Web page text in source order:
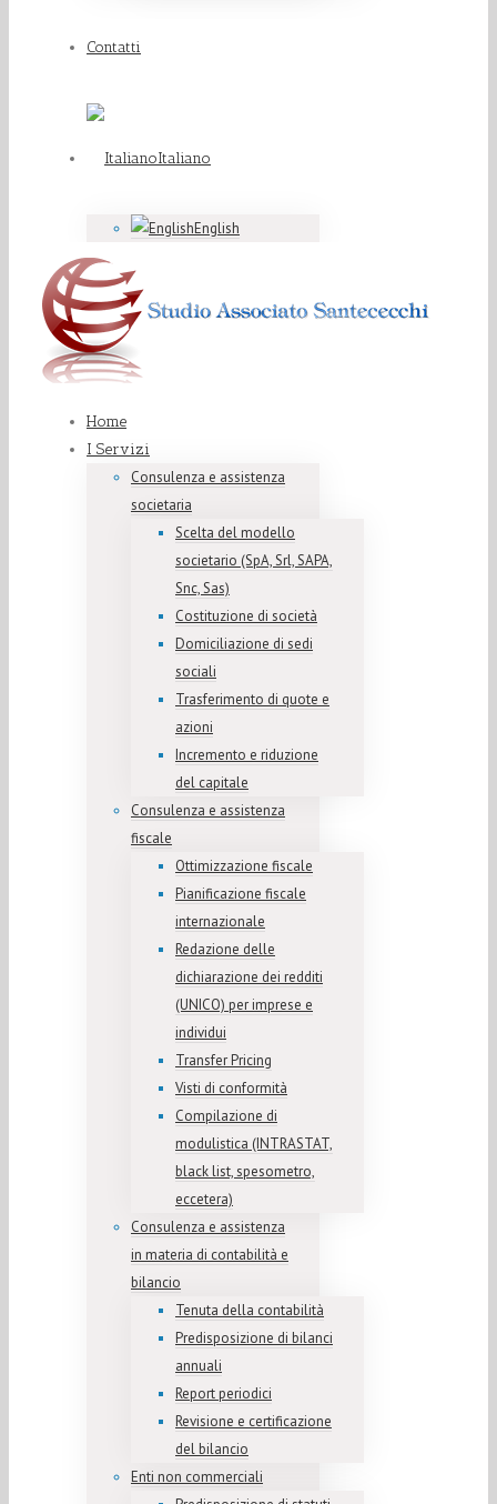
Contatti
Italiano
English
Home
I Servizi
Consulenza e assistenza
societaria
Scelta del modello
societario (SpA, Srl, SAPA,
Snc, Sas)
Costituzione di società
Domiciliazione di sedi
sociali
Trasferimento di quote e
azioni
Incremento e riduzione
del capitale
Consulenza e assistenza
fiscale
Ottimizzazione fiscale
Pianificazione fiscale
internazionale
Redazione delle
dichiarazione dei redditi
(UNICO) per imprese e
individui
Transfer Pricing
Visti di conformità
Compilazione di
modulistica (INTRASTAT,
black list, spesometro,
eccetera)
Consulenza e assistenza
in materia di contabilità e
bilancio
Tenuta della contabilità
Predisposizione di bilanci
annuali
Report periodici
Revisione e certificazione
del bilancio
Enti non commerciali